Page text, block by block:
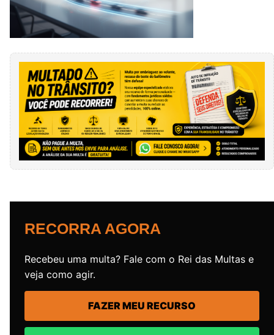
RECORRA AGORA
Recebeu uma multa? Fale com o Rei das Multas e
veja como agir.
FAZER MEU RECURSO